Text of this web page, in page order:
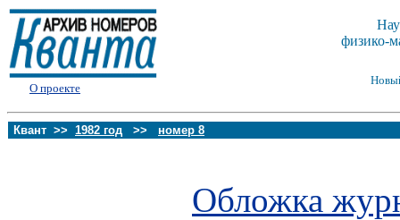
О проекте
физико-
Квант >> 1982 год >> номер 8
Обложка